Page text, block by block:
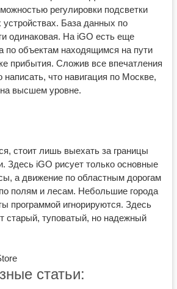
регулировки подсветки
устройствах. База данных по
одинаковая. На iGO есть еще
по объектам находящимся на пути
прибытия. Сложив все впечатления
написать, что навигация по Москве,
высшем уровне.
стоит лишь выехать за границы
Здесь iGO рисует только основные
а движение по областным дорогам
полям и лесам. Небольшие города
программой игнорируются. Здесь
старый, туповатый, но надежный
статьи: